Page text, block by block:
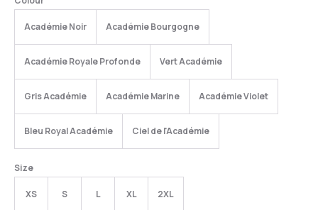
Académie Noir Académie Bourgogne
Académie Royale Profonde Vert Académie
Gris Académie Académie Marine Académie Violet
Bleu Royal Académie Ciel de l'Académie
Size
XS S L XL 2XL